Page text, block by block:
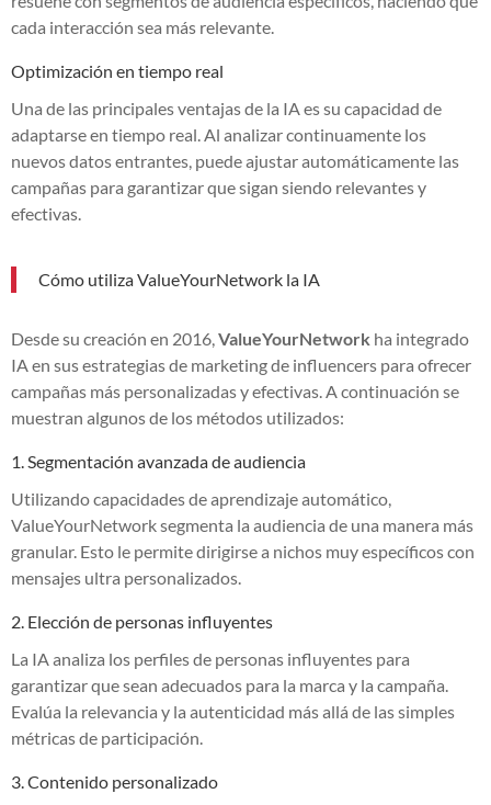
cada interacción sea más relevante.
Optimización en tiempo real
Una de las principales ventajas de la IA es su capacidad de
adaptarse en tiempo real. Al analizar continuamente los
nuevos datos entrantes, puede ajustar automáticamente las
campañas para garantizar que sigan siendo relevantes y
efectivas.
Cómo utiliza ValueYourNetwork la IA
Desde su creación en 2016, ValueYourNetwork ha integrado
IA en sus estrategias de marketing de influencers para ofrecer
campañas más personalizadas y efectivas. A continuación se
muestran algunos de los métodos utilizados:
1. Segmentación avanzada de audiencia
Utilizando capacidades de aprendizaje automático,
ValueYourNetwork segmenta la audiencia de una manera más
granular. Esto le permite dirigirse a nichos muy específicos con
mensajes ultra personalizados.
2. Elección de personas influyentes
La IA analiza los perfiles de personas influyentes para
garantizar que sean adecuados para la marca y la campaña.
Evalúa la relevancia y la autenticidad más allá de las simples
métricas de participación.
3. Contenido personalizado